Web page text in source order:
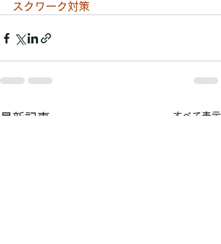
スクワーク対策
最新記事 すべて表示